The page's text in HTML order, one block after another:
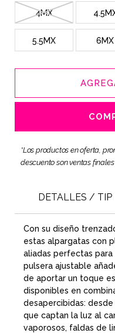
4MX
5.5MX 6MX
*Los productos en oferta,
descuento son ventas
DETALLES / TIP
Con su diseño
estas alpargatas con
aliadas perfectas
pulsera ajustable
de aportar un toque
disponibles en
desapercibidas:
que captan la luz al
vaporosos, faldas de